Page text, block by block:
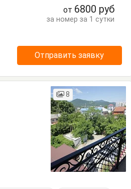
от 6800 руб
за номер за 1 сутки
Отправить заявку
8